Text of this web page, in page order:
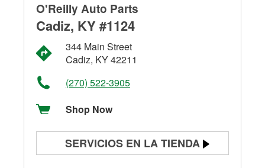
O'Reilly Auto Parts
Cadiz, KY #1124
344 Main Street
Cadiz, KY 42211
(270) 522-3905
Shop Now
SERVICIOS EN LA TIENDA